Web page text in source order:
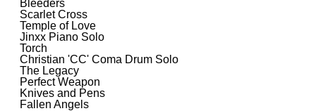
Bleeders
Scarlet Cross
Temple of Love
Jinxx Piano Solo
Torch
Christian 'CC' Coma Drum Solo
The Legacy
Perfect Weapon
Knives and Pens
Fallen Angels